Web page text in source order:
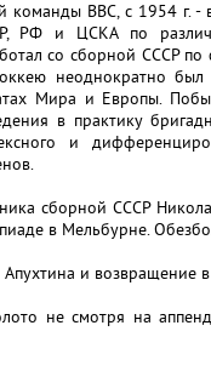
команды ВВС, с 1954 г.
РФ и ЦСКА по
со сборной СССР по
неоднократно
Мира и Европы.
в практику
и
сборной СССР
в Мельбурне.
Апухтина и возвращение
не смотря на